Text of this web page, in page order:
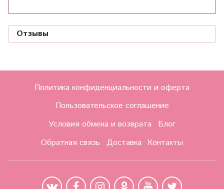
Отзывы
Политика конфиденциальности и оферта
Пользовательское соглашение
Условия обмена и возврата
Блог
Обратная связь
Доставка Контакты